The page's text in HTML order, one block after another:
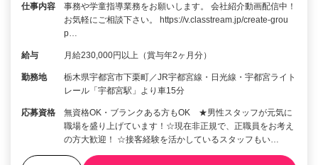
仕事内容
事務や学童指導業務をお願いします。 会社紹介動画配信中！
お気軽にご相談下さい。 https://v.classtream.jp/create-grou
p…
給与 月給230,000円以上（賞与年2ヶ月分）
勤務地
栃木県宇都宮市下栗町／JR宇都宮線・日光線・宇都宮ライト
レール「宇都宮駅」より車15分
応募資格
無資格OK・ブランクある方もOK ★男性スタッフが元気に
職場を盛り上げています！☆現在非正規で、正職員をお考え
の方大歓迎！ ☆接客経験を活かしているスタッフもい…